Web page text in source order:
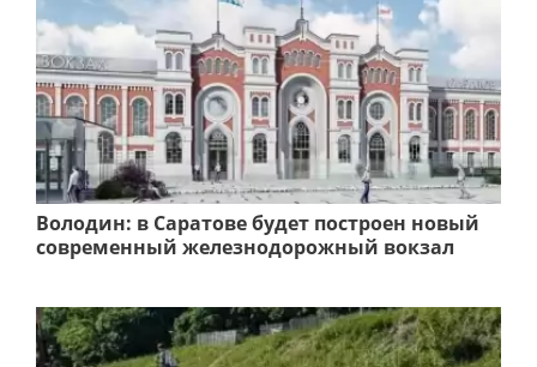
Володин: в Саратове будет построен новый
современный железнодорожный вокзал